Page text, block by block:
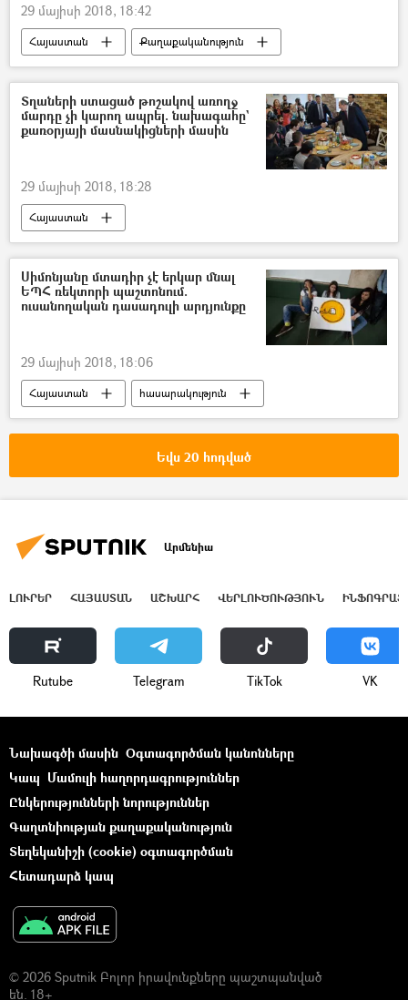
29 մայիսի 2018, 18:42
Հայաստան Քաղաքականություն
Տղաների ստացած թոշակով առողջ
մարդը չի կարող ապրել. նախագահը`
քառօրյայի մասնակիցների մասին
29 մայիսի 2018, 18:28
Հայաստան
Սիմոնյանը մտադիր չէ երկար մնալ
ԵՊՀ ռեկտորի պաշտոնում.
ուսանողական դասադուլի արդյունքը
29 մայիսի 2018, 18:06
Հայաստան հասարակություն
Եվս 20 հոդված
Արմենիա
ԼՈՒՐԵՐ ՀԱՅԱՍՏԱՆ ԱՇԽԱՐՀ ՎԵՐԼՈՒԾՈՒԹՅՈՒՆ
Rutube Telegram ТikТоk VK
Նախագծի մասին Օգտագործման կանոնները
Կապ Մամուլի հաղորդագրություններ
Ընկերությունների նորություններ
Գաղտնիության քաղաքականություն
Տեղեկանիշի (cookie) օգտագործման
Հետադարձ կապ
© 2026 Sputnik Բոլոր իրավունքները պաշտպանված
են. 18+